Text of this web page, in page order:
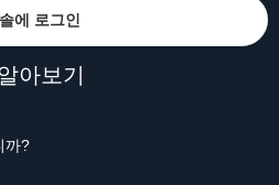
에 로그인
아보기
까?